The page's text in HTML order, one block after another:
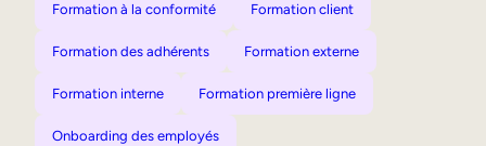
Formation à la conformité Formation client
Formation des adhérents Formation externe
Formation interne Formation première ligne
Onboarding des employés